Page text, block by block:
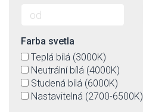
Farba svetla
Teplá bílá (3000K)
Neutrální bílá (4000K)
Studená bílá (6000K)
Nastavitelná (2700-6500K)